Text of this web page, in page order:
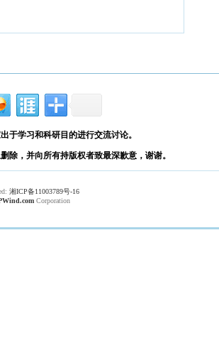
于学习和科研目的进行交流讨论。
除，并向所有持版权者致最深歉意，谢谢。
湘ICP备11003789号-16
Corporation